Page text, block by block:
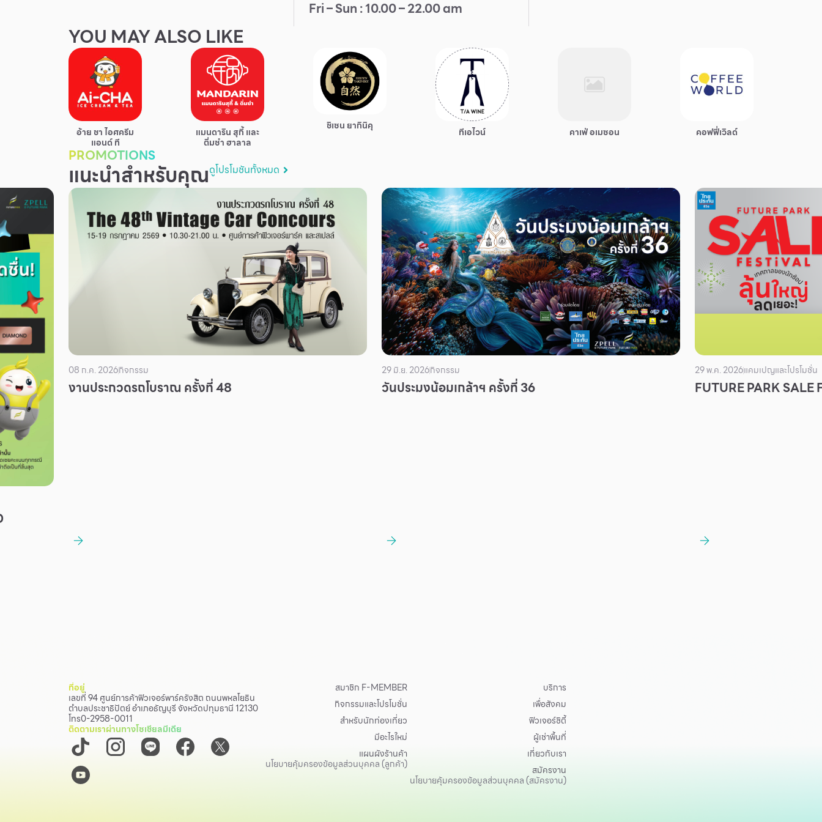
Fri – Sun : 10.00 – 22.00 am
YOU MAY ALSO LIKE
อ้าย ชา ไอศครีม
แอนด์ ที
แมนดาริน สุกี้ และ
ติ่มซำ ฮาลาล
ชิเซน ยากินิคุ ทีเอไวน์ คาเฟ่ อเมซอน คอฟฟี่เวิลด์
PROMOTIONS
แนะนำสำหรับคุณดูโปรโมชันทั้งหมด
08 ก.ค. 2026กิจกรรม
งานประกวดรถโบราณ ครั้งที่ 48
29 มิ.ย. 2026กิจกรรม
วันประมงน้อมเกล้าฯ ครั้งที่ 36
29 พ.ค. 2026แคมเปญและโปรโมชั่น
FUTURE PARK SALE
ที่อยู่
เลขที่ 94 ศูนย์การค้าฟิวเจอร์พาร์ครังสิต ถนนพหลโยธิน
ตำบลประชาธิปัตย์ อำเภอธัญบุรี จังหวัดปทุมธานี 12130
โทร0-2958-0011
ติดตามเราผ่านทางโซเชียลมีเดีย
สมาชิก F-MEMBER
กิจกรรมและโปรโมชั่น
สำหรับนักท่องเที่ยว
มีอะไรใหม่
แผนผังร้านค้า
นโยบายคุ้มครองข้อมูลส่วนบุคคล (ลูกค้า)
บริการ
เพื่อสังคม
ฟิวเจอร์ซิตี้
ผู้เช่าพื้นที่
เกี่ยวกับเรา
สมัครงาน
นโยบายคุ้มครองข้อมูลส่วนบุคคล (สมัครงาน)